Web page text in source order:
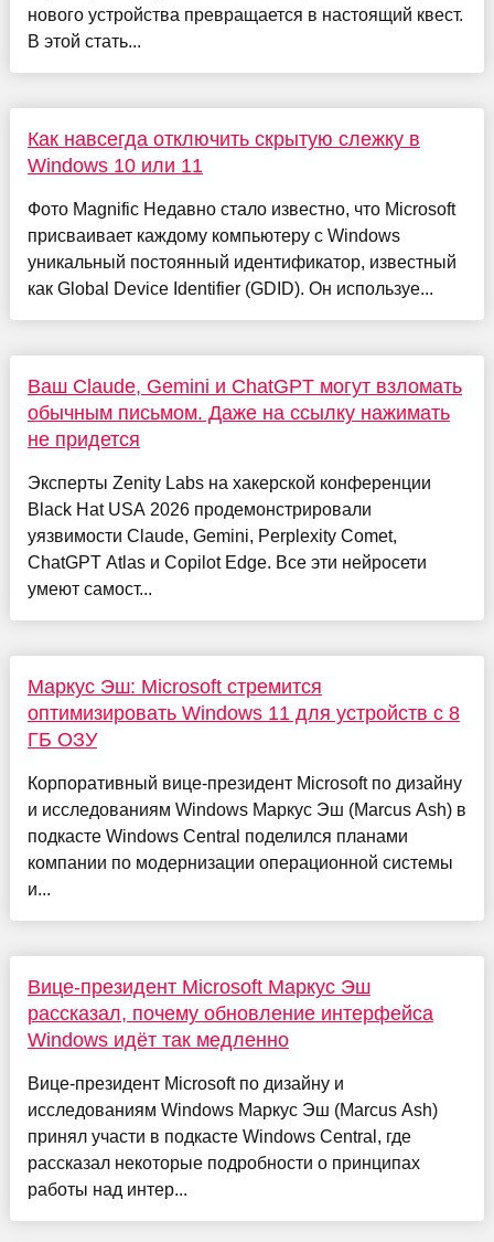
нового устройства превращается в настоящий квест.
В этой стать...
Как навсегда отключить скрытую слежку в
Windows 10 или 11
Фото Magnific Недавно стало известно, что Microsoft
присваивает каждому компьютеру с Windows
уникальный постоянный идентификатор, известный
как Global Device Identifier (GDID). Он используе...
Ваш Claude, Gemini и ChatGPT могут взломать
обычным письмом. Даже на ссылку нажимать
не придется
Эксперты Zenity Labs на хакерской конференции
Black Hat USA 2026 продемонстрировали
уязвимости Claude, Gemini, Perplexity Comet,
ChatGPT Atlas и Copilot Edge. Все эти нейросети
умеют самост...
Маркус Эш: Microsoft стремится
оптимизировать Windows 11 для устройств с 8
ГБ ОЗУ
Корпоративный вице-президент Microsoft по дизайну
и исследованиям Windows Маркус Эш (Marcus Ash) в
подкасте Windows Central поделился планами
компании по модернизации операционной системы
и...
Вице-президент Microsoft Маркус Эш
рассказал, почему обновление интерфейса
Windows идёт так медленно
Вице-президент Microsoft по дизайну и
исследованиям Windows Маркус Эш (Marcus Ash)
принял участи в подкасте Windows Central, где
рассказал некоторые подробности о принципах
работы над интер...